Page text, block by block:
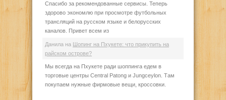
Спасибо за рекомендованные сервисы. Теперь
здорово экономлю при просмотре футбольных
трансляций на русском языке и белорусских
каналов. Привет всем из
Данила на
Шопинг на Пхукете: что прикупить на
райском острове?
Мы всегда на Пхукете ради шоппинга едем в
торговые центры Central Patong и Jungceylon. Там
покупаем нужные фирмовые вещи, кроссовки.